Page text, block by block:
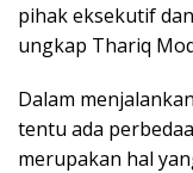
pihak eksekutif
ungkap Thariq
Dalam
tentu ada
merupakan hal